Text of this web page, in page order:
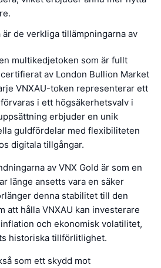
de verkliga tillämpningarna av
multikedjetoken som är fullt
av London Bullion Market
VNXAU-token representerar ett
i ett högsäkerhetsvalv i
erbjuder en unik
guldfördelar med flexibiliteten
digitala tillgångar.
av VNX Gold är som en
länge ansetts vara en säker
denna stabilitet till den
att hålla VNXAU kan investerare
och ekonomisk volatilitet,
historiska tillförlitlighet.
som ett skydd mot